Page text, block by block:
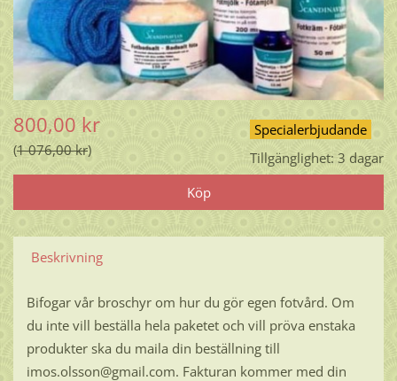
Specialerbjudande
Tillgänglighet: 3 dagar
800,00 kr
1 076,00 kr
Beskrivning
Bifogar vår broschyr om hur du gör egen fotvård. Om
du inte vill beställa hela paketet och vill pröva enstaka
produkter ska du maila din beställning till
imos.olsson@gmail.com. Fakturan kommer med din